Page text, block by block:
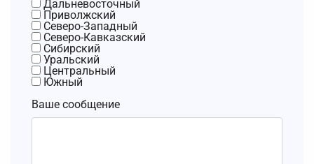
Дальневосточный
Приволжский
Северо-Западный
Северо-Кавказский
Сибирский
Уральский
Центральный
Южный
Ваше сообщение